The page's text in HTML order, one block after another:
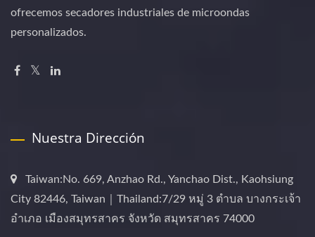
ofrecemos secadores industriales de microondas
personalizados.
Nuestra Dirección
Taiwan:No. 669, Anzhao Rd., Yanchao Dist., Kaohsiung
City 82446, Taiwan｜Thailand:7/29 หมู่ 3 ตำบล บางกระเจ้า
อำเภอ เมืองสมุทรสาคร จังหวัด สมุทรสาคร 74000